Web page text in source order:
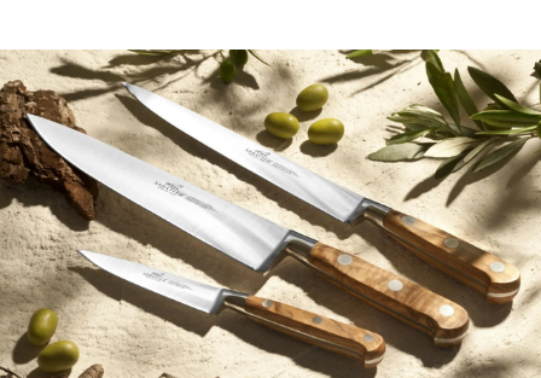
100% forgé
Caractéristiques du Couteau de Cuisine:
Couteau Filet de Sole
Matière de la lame : Inox
Longueur de la lame : 20 cm
Matière du manche : bois d'olivier
Fabriqué en France
Gamme : Idéal Provençao
Marque :Sabatier